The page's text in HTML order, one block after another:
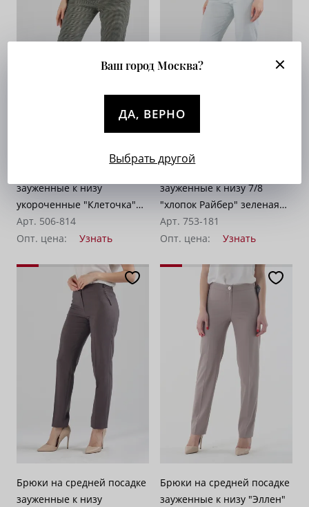
зауженные к низу
укороченные "Клеточка"
зеленые
Арт. 506-814
Опт. цена:
Узнать
зауженные к низу 7/8
"хлопок Райбер" зеленая
клеточка
Арт. 753-181
Опт. цена:
Узнать
Брюки на средней посадке
зауженные к низу
Брюки на средней посадке
зауженные к низу "Эллен"
Ваш город Москва?
ДА, ВЕРНО
Выбрать другой